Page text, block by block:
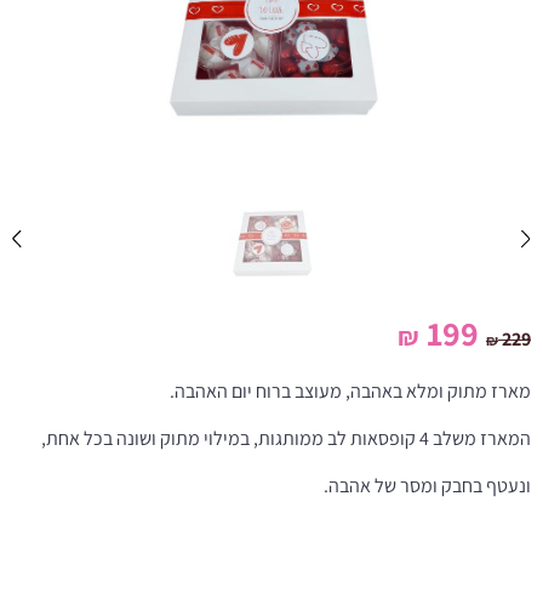
229
₪ המחיר
המקורי
היה:
229 ₪.
199
₪
הוא:
199 ₪.
מארז מתוק ומלא באהבה, מעוצב ברוח יום האהבה.
המארז משלב 4 קופסאות לב ממותגות, במילוי מתוק ושונה בכל אחת,
ונעטף בחבק ומסר של אהבה.